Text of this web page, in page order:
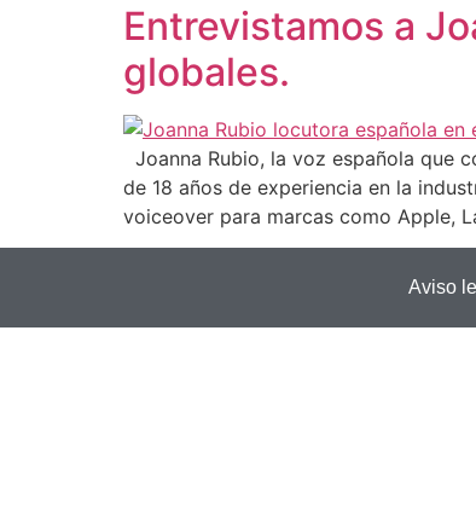
Entrevistamos a
globales.
Joanna Rubio, la voz española que
de 18 años de experiencia en la
voiceover para marcas como Apple,
Aviso